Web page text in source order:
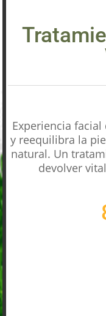
Experiencia
y reequilibra la
natural. Un
devolver